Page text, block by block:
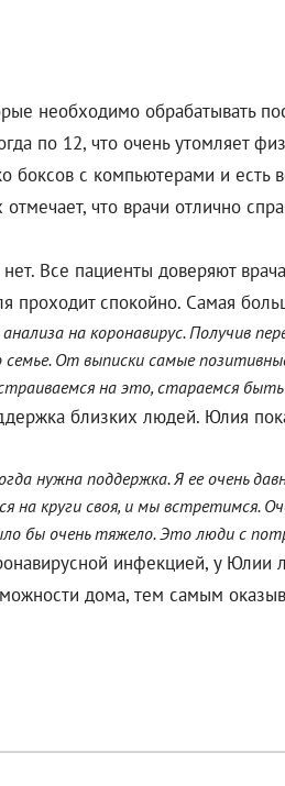
необходимо обрабатывать
по 12, что очень утомляет
с компьютерами и есть
что врачи отлично
Все пациенты доверяют
проходит спокойно. Самая
на коронавирус. Получив
От выписки самые
на это, стараемся
близких людей. Юлия
нужна поддержка. Я ее очень
на круги своя, и мы встретимся.
бы очень тяжело. Это люди с
инфекцией, у
дома, тем самым